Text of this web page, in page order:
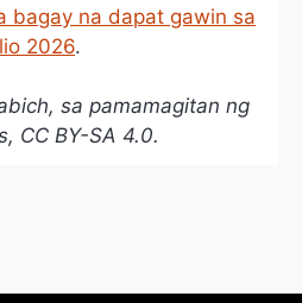
bagay na dapat gawin sa
2026.
sa pamamagitan ng
CC BY-SA 4.0.